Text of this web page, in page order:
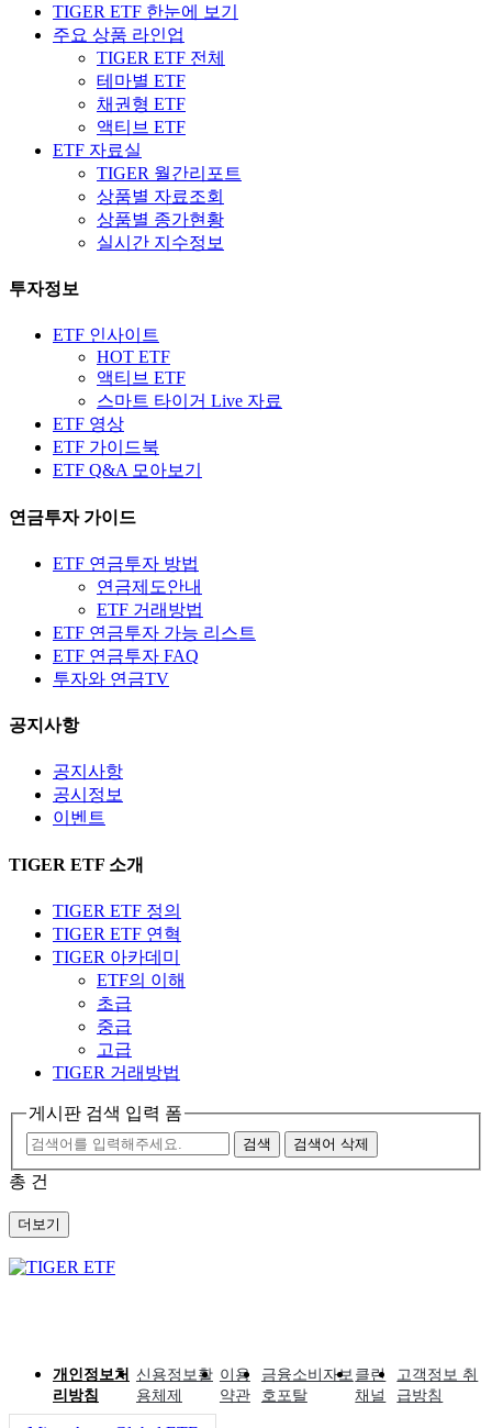
TIGER ETF 한눈에 보기
주요 상품 라인업
TIGER ETF 전체
테마별 ETF
채권형 ETF
액티브 ETF
ETF 자료실
TIGER 월간리포트
상품별 자료조회
상품별 종가현황
실시간 지수정보
투자정보
ETF 인사이트
HOT ETF
액티브 ETF
스마트 타이거 Live 자료
ETF 영상
ETF 가이드북
ETF Q&A 모아보기
연금투자 가이드
ETF 연금투자 방법
연금제도안내
ETF 거래방법
ETF 연금투자 가능 리스트
ETF 연금투자 FAQ
투자와 연금TV
공지사항
공지사항
공시정보
이벤트
TIGER ETF 소개
TIGER ETF 정의
TIGER ETF 연혁
TIGER 아카데미
ETF의 이해
초급
중급
고급
TIGER 거래방법
게시판 검색 입력 폼
검색 검색어 삭제
총 건
더보기
개인정보처
리방침
신용정보활
용체제
이용
약관
금융소비자보
호포탈
클린
채널
고객정보 취
급방침